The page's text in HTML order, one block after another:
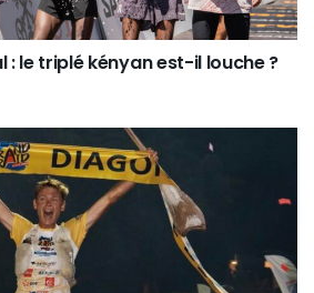
: le triplé kényan est-il louche ?